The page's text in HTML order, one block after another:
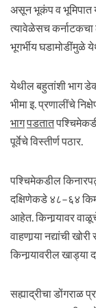
असून भूकंप व भूमिपात
त्यावेळेसच कर्नाटकचा
भूगर्भीय घडामोडींमुळे
येथील बहुतांशी भाग
भीमा इ. प्रणालींचे
भागपडतात
पूर्वेचे विस्तीर्ण पठार.
पश्चिमेकडील
दक्षिणेकडे ४८–६४
आहेत. किनार्‍यावर
वाहणार्‍या नद्यांची
किनार्‍यावरील
सह्याद्रीचा डोंगराळ